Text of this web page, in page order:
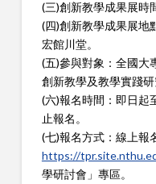
(三)創新教學成果展時
(四)創新教學成果展地
宏館川堂。
(五)參與對象：全國大
創新教學及教學實踐研
(六)報名時間：即日起
止報名。
(七)報名方式：線上報
https://
學研討會」專區。